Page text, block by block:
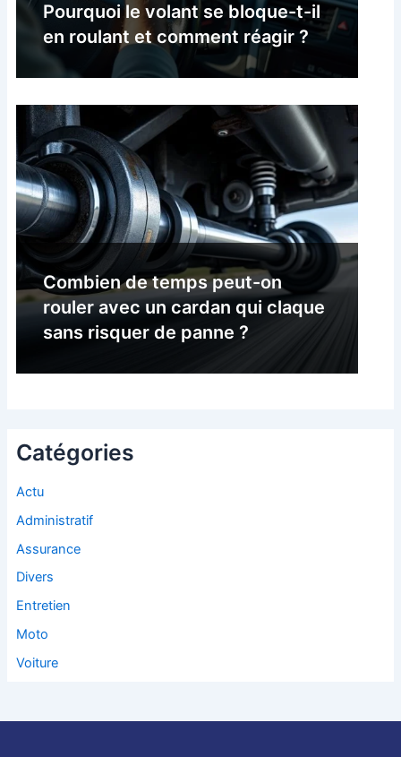
Pourquoi le volant se bloque-t-il
en roulant et comment réagir ?
Combien de temps peut-on
rouler avec un cardan qui claque
sans risquer de panne ?
Catégories
Actu
Administratif
Assurance
Divers
Entretien
Moto
Voiture